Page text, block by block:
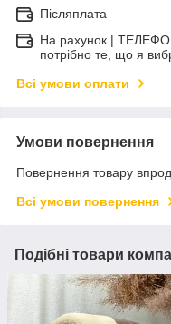
Післяплата
На рахунок |
потрібно те, що я
Всі умови оплати
Умови повернення
Повернення товару
Всі умови повернення
Подібні товари